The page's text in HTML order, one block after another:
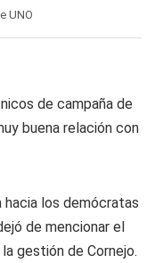
UNO
de campaña de
buena relación con
hacia los demócratas
de mencionar el
gestión de Cornejo.